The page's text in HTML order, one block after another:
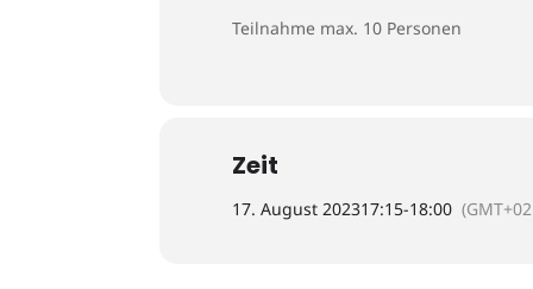
Teilnahme max. 10 Personen
Zeit
17. August 202317:15-18:00